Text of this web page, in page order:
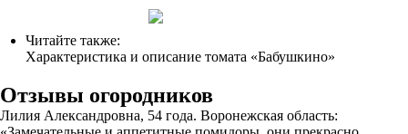
Читайте также:
Характеристика и описание томата «Бабушкино»
Отзывы огородников
Лилия Александровна, 54 года. Воронежская область: